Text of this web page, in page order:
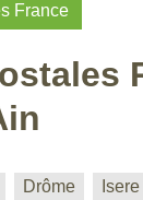
de
Autres
France
Drôme Isere